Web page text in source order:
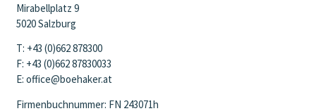
Mirabellplatz 9
5020 Salzburg
T: +43 (0)662 878300
F: +43 (0)662 87830033
E: office@boehaker.at
Firmenbuchnummer: FN 243071h